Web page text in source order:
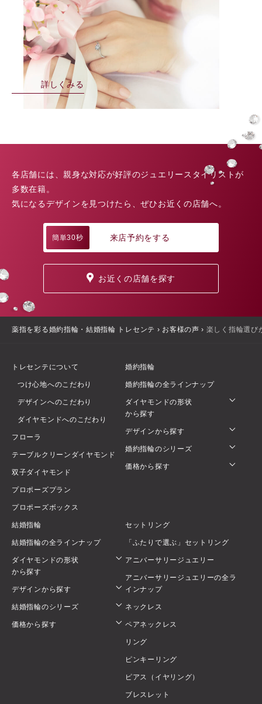
詳しくみる
各店舗には、親身な対応が好評のジュエリースタイリストが
多数在籍。
気になるデザインを見つけたら、ぜひお近くの店舗へ。
簡単30秒 来店予約をする
お近くの店舗を探す
薬指を彩る婚約指輪・結婚指輪 トレセンテ › お客様の声 › 楽しく指輪選び
トレセンテについて
つけ心地へのこだわり
デザインへのこだわり
ダイヤモンドへのこだわり
フローラ
テーブルクリーンダイヤモンド
双子ダイヤモンド
プロポーズプラン
プロポーズボックス
婚約指輪
婚約指輪の全ラインナップ
ダイヤモンドの形状
から探す
デザインから探す
婚約指輪のシリーズ
価格から探す
結婚指輪
結婚指輪の全ラインナップ
ダイヤモンドの形状
から探す
デザインから探す
結婚指輪のシリーズ
価格から探す
セットリング
「ふたりで選ぶ」セットリング
アニバーサリージュエリー
アニバーサリージュエリーの全ラ
インナップ
ネックレス
ペアネックレス
リング
ピンキーリング
ピアス（イヤリング）
ブレスレット